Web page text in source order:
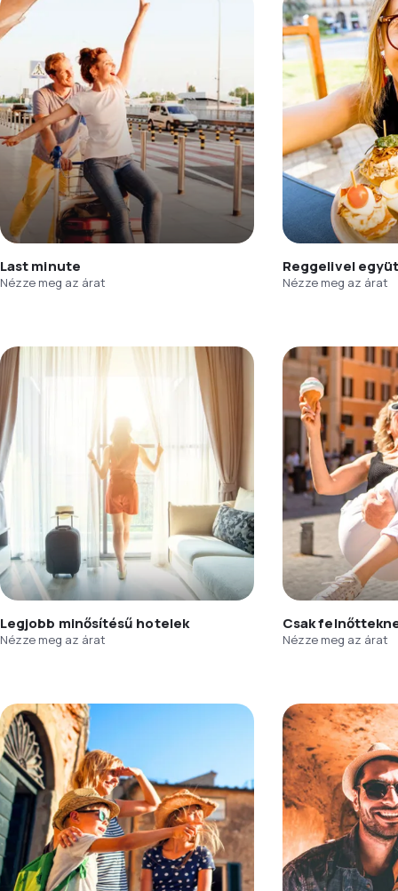
Last minute
Nézze meg az árat
Reggelivel
Nézze meg az árat
Legjobb minősítésű hotelek
Nézze meg az árat
Csak
Nézze meg az árat